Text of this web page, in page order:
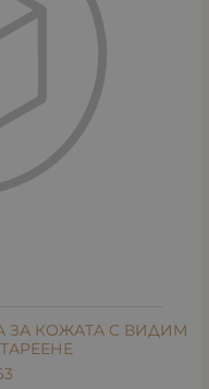
ЗА КОЖАТА С ВИДИМ